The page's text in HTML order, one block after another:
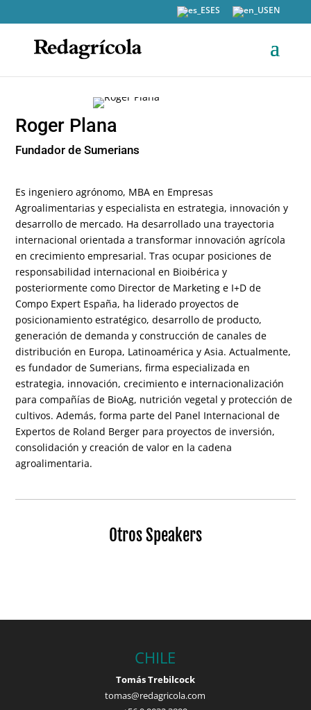
ES EN
Roger Plana
Fundador de Sumerians
Es ingeniero agrónomo, MBA en Empresas
Agroalimentarias y especialista en estrategia, innovación y
desarrollo de mercado. Ha desarrollado una trayectoria
internacional orientada a transformar innovación agrícola
en crecimiento empresarial. Tras ocupar posiciones de
responsabilidad internacional en Bioibérica y
posteriormente como Director de Marketing e I+D de
Compo Expert España, ha liderado proyectos de
posicionamiento estratégico, desarrollo de producto,
generación de demanda y construcción de canales de
distribución en Europa, Latinoamérica y Asia. Actualmente,
es fundador de Sumerians, firma especializada en
estrategia, innovación, crecimiento e internacionalización
para compañías de BioAg, nutrición vegetal y protección de
cultivos. Además, forma parte del Panel Internacional de
Expertos de Roland Berger para proyectos de inversión,
consolidación y creación de valor en la cadena
agroalimentaria.
Otros Speakers
CHILE
Tomás Trebilcock
tomas@redagricola.com